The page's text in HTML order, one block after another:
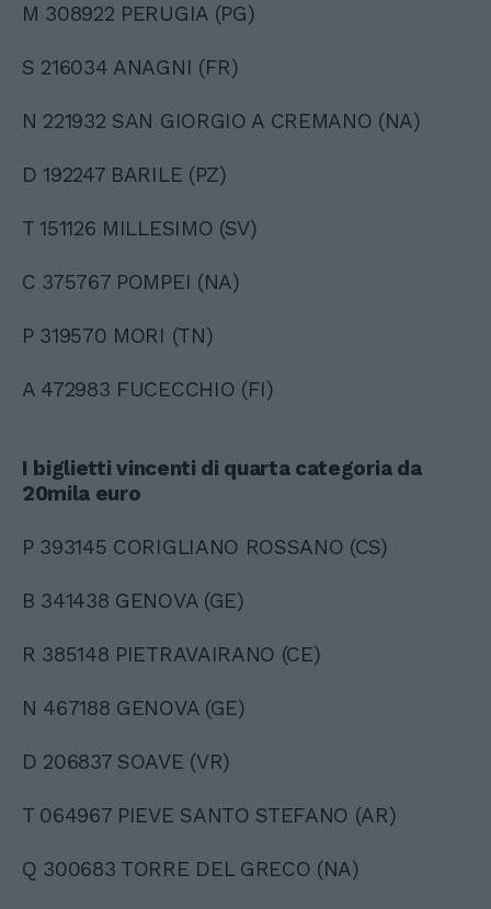
M 308922 PERUGIA (PG)
S 216034 ANAGNI (FR)
N 221932 SAN GIORGIO A CREMANO (NA)
D 192247 BARILE (PZ)
T 151126 MILLESIMO (SV)
C 375767 POMPEI (NA)
P 319570 MORI (TN)
A 472983 FUCECCHIO (FI)
I biglietti vincenti di quarta categoria da
20mila euro
P 393145 CORIGLIANO ROSSANO (CS)
B 341438 GENOVA (GE)
R 385148 PIETRAVAIRANO (CE)
N 467188 GENOVA (GE)
D 206837 SOAVE (VR)
T 064967 PIEVE SANTO STEFANO (AR)
Q 300683 TORRE DEL GRECO (NA)